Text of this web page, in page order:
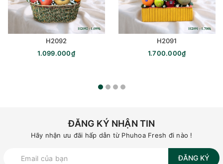
H2092
1.099.000₫
H2091
1.700.000₫
ĐĂNG KÝ NHẬN TIN
Hãy nhận ưu đãi hấp dẫn từ Phuhoa Fresh đi nào !
ĐĂNG KÝ